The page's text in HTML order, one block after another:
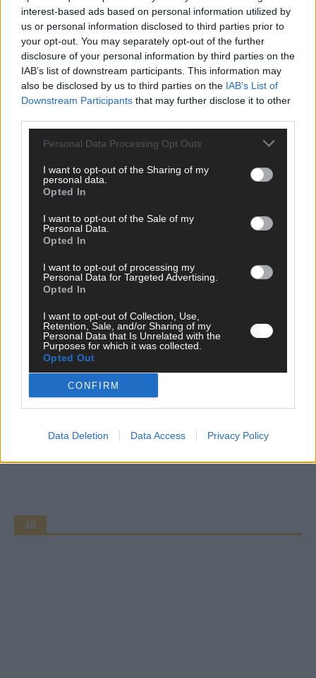
interest-based ads based on personal information utilized by
us or personal information disclosed to third parties prior to
your opt-out. You may separately opt-out of the further
disclosure of your personal information by third parties on the
IAB’s list of downstream participants. This information may
also be disclosed by us to third parties on the IAB’s List of
Downstream Participants that may further disclose it to other
Personal Data Processing Opt Outs
I want to opt-out of the Sharing of my
personal data.
Opted In
I want to opt-out of the Sale of my
Personal Data.
Opted In
I want to opt-out of processing my
Personal Data for Targeted Advertising.
Opted In
I want to opt-out of Collection, Use,
Retention, Sale, and/or Sharing of my
Personal Data that Is Unrelated with the
Purposes for which it was collected.
Opted Out
CONFIRM
Data Deletion Data Access Privacy Policy
WERBE BEI UNS!
CHECK UNS AUF FACEBOOK
AD